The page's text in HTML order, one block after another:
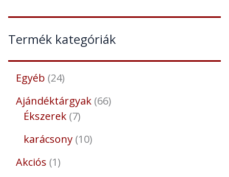
Termék kategóriák
Egyéb 24
Ajándéktárgyak 66
Ékszerek 7
karácsony 10
Akciós 1